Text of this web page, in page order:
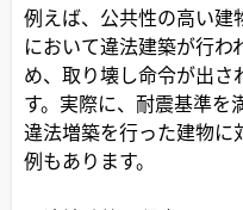
例えば、公共性の高い
において違法建築が行
め、取り壊し命令が出さ
す。実際に、耐震基準を
違法増築を行った建物に
例もあります。